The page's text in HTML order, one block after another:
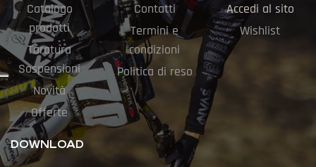
Catalogo
prodotti
Taratura
Sospensioni
Novità
Offerte
Contatti
Termini e
condizioni
Politica di reso
Accedi al sito
Wishlist
DOWNLOAD